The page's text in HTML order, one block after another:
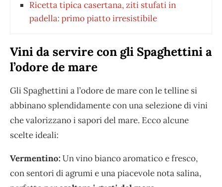
Ricetta tipica casertana, ziti stufati in
padella: primo piatto irresistibile
Vini da servire con gli Spaghettini a
l’odore de mare
Gli Spaghettini a l’odore de mare con le telline si
abbinano splendidamente con una selezione di vini
che valorizzano i sapori del mare. Ecco alcune
scelte ideali:
Vermentino:Un vino bianco aromatico e fresco,
con sentori di agrumi e una piacevole nota salina,